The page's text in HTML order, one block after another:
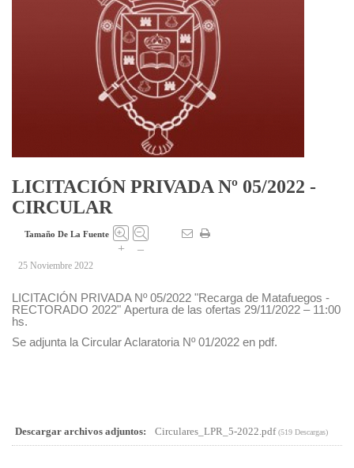
LICITACIÓN PRIVADA Nº 05/2022 -
CIRCULAR
Tamaño De La Fuente
+ –
25 Noviembre 2022
LICITACIÓN PRIVADA Nº 05/2022 "Recarga de Matafuegos -
RECTORADO 2022" Apertura de las ofertas 29/11/2022 – 11:00
hs.
Se adjunta la Circular Aclaratoria Nº 01/2022 en pdf.
Descargar archivos adjuntos: Circulares_LPR_5-2022.pdf (519 Descargas)